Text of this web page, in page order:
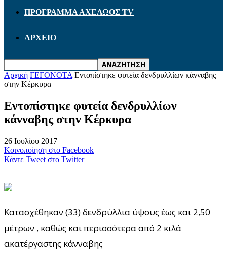
ΠΡΟΓΡΑΜΜΑ ΑΧΕΛΩΟΣ TV
ΑΡΧΕΙΟ
Αρχική ΓΕΓΟΝΟΤΑ Εντοπίστηκε φυτεία δενδρυλλίων κάνναβης
στην Κέρκυρα
Εντοπίστηκε φυτεία δενδρυλλίων
κάνναβης στην Κέρκυρα
26 Ιουλίου 2017
Κοινοποίηση στο Facebook
Κάντε Tweet στο Twitter
Κατασχέθηκαν (33) δενδρύλλια ύψους έως και 2,50
μέτρων , καθώς και περισσότερα από 2 κιλά
ακατέργαστης κάνναβης